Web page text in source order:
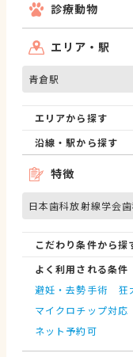
診療動物
エリア・駅
青倉駅
エリアから探す
沿線・駅から探す
特徴
日本歯科放射線学会
こだわり条件から探
よく利用される条件
避妊・去勢手術
狂
マイクロチップ対応
ネット予約可